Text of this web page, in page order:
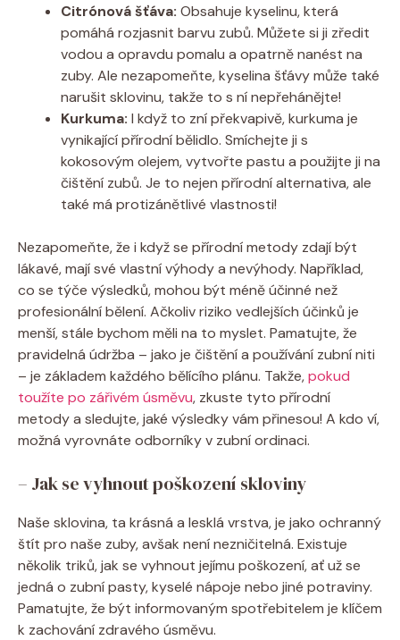
Citrónová šťáva: Obsahuje kyselinu, která
pomáhá rozjasnit barvu zubů. Můžete si ji zředit
vodou a opravdu pomalu a opatrně nanést na
zuby. Ale nezapomeňte, kyselina šťávy může také
narušit sklovinu, takže to s ní nepřehánějte!
Kurkuma: I když to zní překvapivě, kurkuma je
vynikající přírodní bělidlo. Smíchejte ji s
kokosovým olejem, vytvořte pastu a použijte ji na
čištění zubů. Je to nejen přírodní alternativa, ale
také má protizánětlivé vlastnosti!
Nezapomeňte, že i když se přírodní metody zdají být
lákavé, mají své vlastní výhody a nevýhody. Například,
co se týče výsledků, mohou být méně účinné než
profesionální bělení. Ačkoliv riziko vedlejších účinků je
menší, stále bychom měli na to myslet. Pamatujte, že
pravidelná údržba – jako je čištění a používání zubní niti
– je základem každého bělícího plánu. Takže,pokud
toužíte po zářivém úsměvu, zkuste tyto přírodní
metody a sledujte, jaké výsledky vám přinesou! A kdo ví,
možná vyrovnáte odborníky v zubní ordinaci.
– Jak se vyhnout poškození skloviny
Naše sklovina, ta krásná a lesklá vrstva, je jako ochranný
štít pro naše zuby, avšak není nezničitelná. Existuje
několik triků, jak se vyhnout jejímu poškození, ať už se
jedná o zubní pasty, kyselé nápoje nebo jiné potraviny.
Pamatujte, že být informovaným spotřebitelem je klíčem
k zachování zdravého úsměvu.